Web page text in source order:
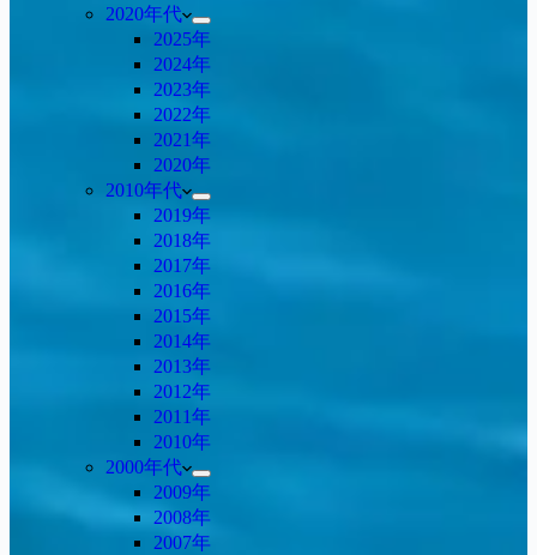
2020年代
2025年
2024年
2023年
2022年
2021年
2020年
2010年代
2019年
2018年
2017年
2016年
2015年
2014年
2013年
2012年
2011年
2010年
2000年代
2009年
2008年
2007年